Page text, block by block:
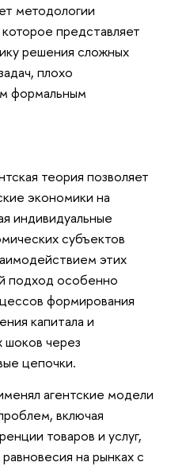
методологии
представляет
решения сложных
плохо
формальным
теория позволяет
экономики на
индивидуальные
субъектов
этих
подход особенно
формирования
капитала и
через
цепочки.
агентские модели
включая
товаров и услуг,
на рынках с